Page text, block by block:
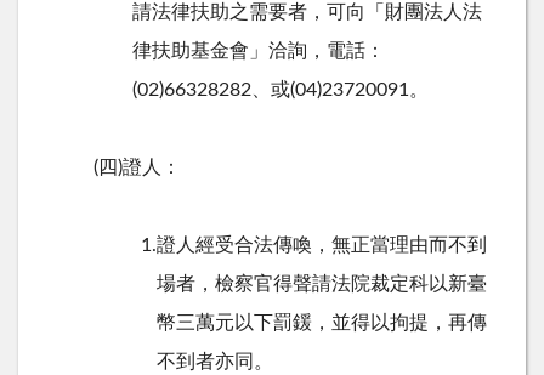
請法律扶助之需要者，可向「財團法人法
律扶助基金會」洽詢，電話：
(02)66328282、或(04)23720091。
(四)證人：
1.證人經受合法傳喚，無正當理由而不到
場者，檢察官得聲請法院裁定科以新臺
幣三萬元以下罰鍰，並得以拘提，再傳
不到者亦同。